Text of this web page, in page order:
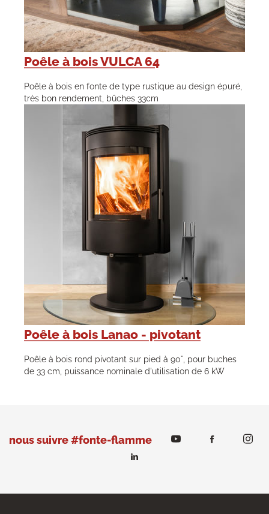
Poêle à bois VULCA 64
Poêle à bois en fonte de type rustique au design épuré,
très bon rendement, bûches 33cm
Poêle à bois Lanao - pivotant
Poêle à bois rond pivotant sur pied à 90°, pour buches
de 33 cm, puissance nominale d'utilisation de 6 kW
nous suivre #fonte-flamme